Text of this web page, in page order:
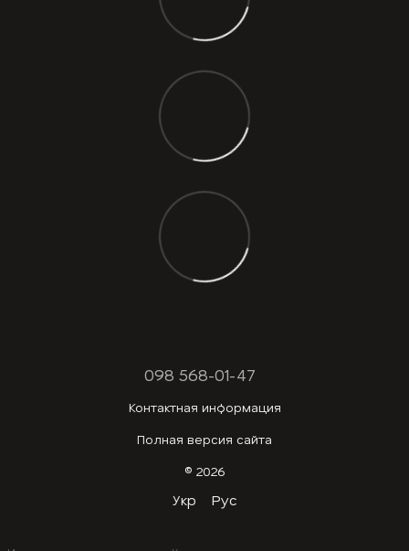
098 568-01-47
Контактная информация
Полная версия сайта
© 2026
Укр Рус